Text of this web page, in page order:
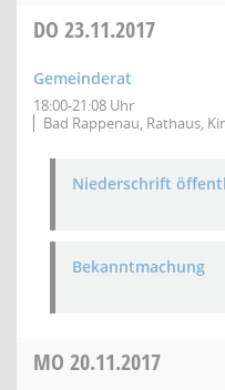
DO 23.11.2017
Gemeinderat
18:00-21:08 Uhr
Bad Rappenau, Rathaus,
Niederschrift
Bekanntmachung
MO 20.11.2017